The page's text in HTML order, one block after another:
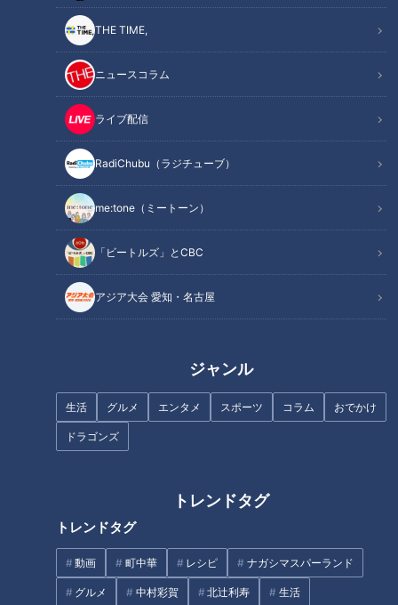
THE TIME,
ニュースコラム
ライブ配信
RadiChubu（ラジチューブ）
me:tone（ミートーン）
「ビートルズ」とCBC
アジア大会 愛知・名古屋
ジャンル
生活 グルメ エンタメ スポーツ コラム おでかけ
ドラゴンズ
トレンドタグ
トレンドタグ
動画 町中華 レシピ ナガシマスパーランド
グルメ 中村彩賀 北辻利寿 生活
この記事を見たあなたへのおすすめ
“闘将”星野仙一のリーダーシッ
プに酔いしれた日～ドラゴンズ
９０周年の熱き記憶②～
パン1万個たべた“パンマニア”が
認める絶品パンとは？ 本格ス
パイスたっぷり平焼きカレーパ
ン
本愛（スジナシ）
「今でも自転車に乗れません」
25歳OLのお悩みをサポート！
1775年創業以来変わらない味!
伊勢名物の絶品餅がいただける
『へんばや商店』
立浪監督も納得！レジェンド解
説者が選ぶ2022年ドラゴンズ投
打の注目選手！